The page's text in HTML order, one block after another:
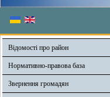
Відомості про район
Нормативно-правова база
Звернення громадян